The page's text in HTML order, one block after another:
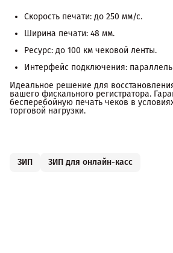
Скорость печати: до 250 мм/с.
Ширина печати: 48 мм.
Ресурс: до 100 км чековой ленты.
Интерфейс подключения:
Идеальное решение для
вашего фискального регистратора.
бесперебойную печать чеков в
торговой нагрузки.
ЗИП ЗИП для онлайн-касс